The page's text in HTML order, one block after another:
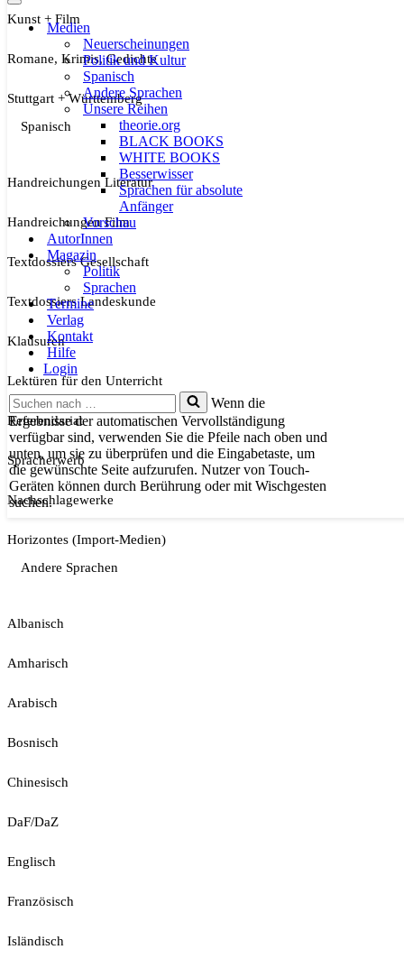
Navigationsmenü
Medien
Neuerscheinungen
Politik und Kultur
Spanisch
Andere Sprachen
Unsere Reihen
theorie.org
BLACK BOOKS
WHITE BOOKS
Besserwisser
Sprachen für absolute
Anfänger
Vorschau
AutorInnen
Magazin
Politik
Sprachen
Termine
Verlag
Kontakt
Hilfe
Login
Suchen
nach …
Wenn die
Ergebnisse der automatischen Vervollständigung
verfügbar sind, verwenden Sie die Pfeile nach oben und
unten, um sie zu überprüfen und die Eingabetaste, um
die gewünschte Seite aufzurufen. Nutzer von Touch-
Geräten können durch Berührung oder mit Wischgesten
suchen.
Kunst + Film
Romane, Krimis, Gedichte
Stuttgart + Württemberg
Spanisch
Handreichungen Literatur
Handreichungen Film
Textdossiers Gesellschaft
Textdossiers Landeskunde
Klausuren
Lektüren für den Unterricht
Referendariat
Spracherwerb
Nachschlagewerke
Horizontes (Import-Medien)
Andere Sprachen
Albanisch
Amharisch
Arabisch
Bosnisch
Chinesisch
DaF/DaZ
Englisch
Französisch
Isländisch